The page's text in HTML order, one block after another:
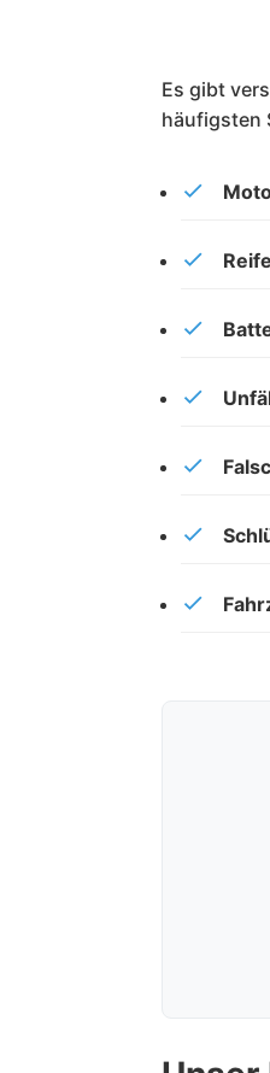
Es gibt
häufigsten